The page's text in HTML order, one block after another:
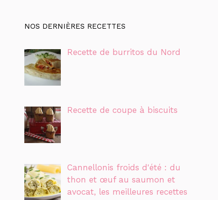
NOS DERNIÈRES RECETTES
Recette de burritos du Nord
Recette de coupe à biscuits
Cannellonis froids d'été : du
thon et œuf au saumon et
avocat, les meilleures recettes